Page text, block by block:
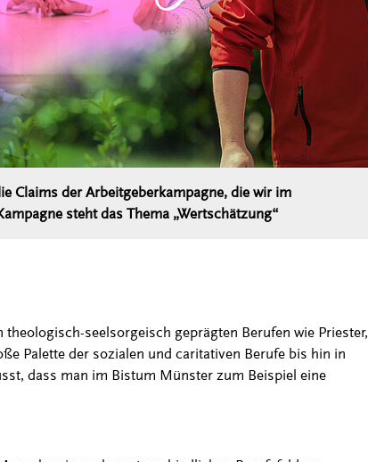
Claims der Arbeitgeberkampagne, die wir im
steht das Thema „Wertschätzung“
seelsorgeisch geprägten Berufen wie Priester,
Palette der sozialen und caritativen Berufe bis hin in
dass man im Bistum Münster zum Beispiel eine